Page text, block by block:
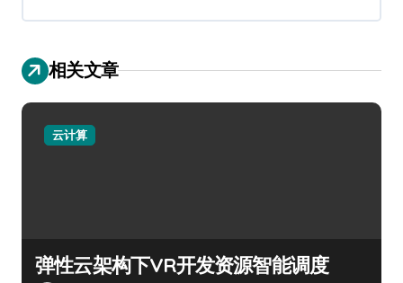
相关文章
云计算
弹性云架构下VR开发资源智能调度